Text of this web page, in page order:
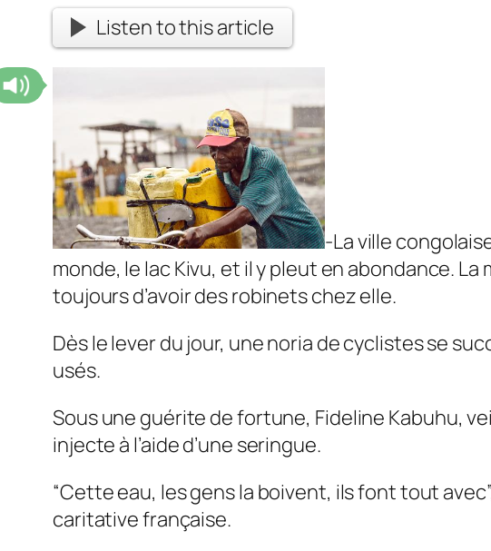
Listen to this article
-La ville
monde, le lac Kivu, et il y pleut en abondance.
toujours d’avoir des robinets chez elle.
Dès le lever du jour, une noria de cyclistes se
usés.
Sous une guérite de fortune, Fideline Kabuhu,
injecte à l’aide d’une seringue.
“Cette eau, les gens la boivent, ils font tout
caritative française.